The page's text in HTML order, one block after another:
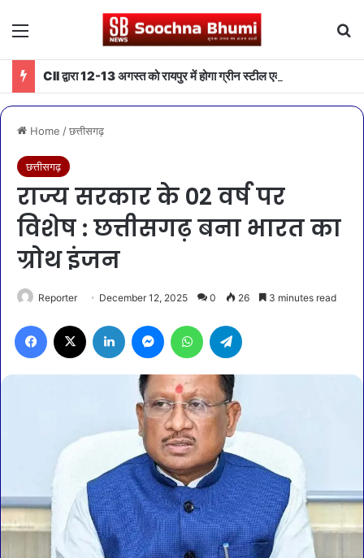
Menu
Home /छत्तीसगढ़
छत्तीसगढ़
राज्य सरकार के 02 वर्ष पर
विशेष : छत्तीसगढ़ बना भारत का
ग्रोथ इंजन
Reporter December 12, 2025 0 26 3 minutes read
Facebook LinkedIn MessengerWhatsApp